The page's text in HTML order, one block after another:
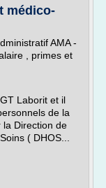
médico-
AMA -
, primes et
Laborit et il
de la
la Direction de
( DHOS...